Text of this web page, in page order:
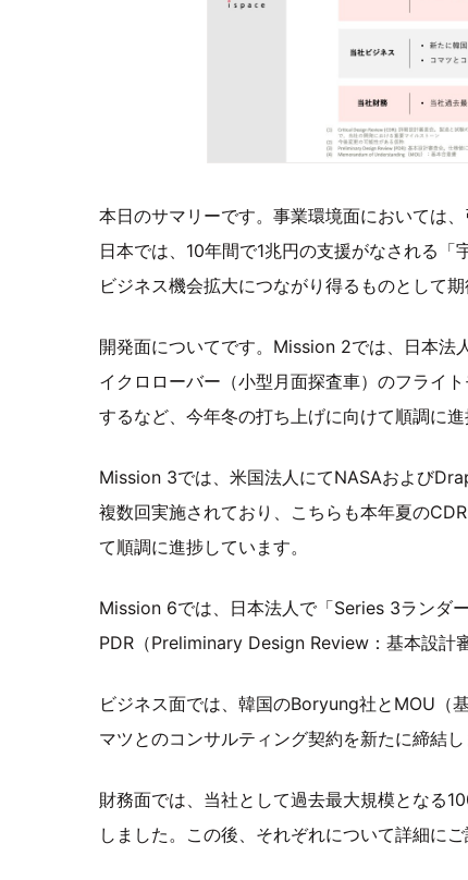
本日のサマリーです。事業環境面においては
日本では、10年間で1兆円の支援がなされる
ビジネス機会拡大につながり得るものとして期
開発面についてです。Mission 2では、日本法
イクロローバー（小型月面探査車）のフライ
するなど、今年冬の打ち上げに向けて順調に進
Mission 3では、米国法人にてNASAおよび
複数回実施されており、こちらも本年夏の
て順調に進捗しています。
Mission 6では、日本法人で「Series 3ランダ
PDR（Preliminary Design Review：基本設計
ビジネス面では、韓国のBoryung社とMOU（
マツとのコンサルティング契約を新たに締結し
財務面では、当社として過去最大規模となる
しました。この後、それぞれについて詳細にご